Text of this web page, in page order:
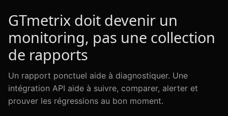
GTmetrix doit devenir un
monitoring, pas une collection
de rapports
Un rapport ponctuel aide à diagnostiquer. Une
intégration API aide à suivre, comparer, alerter et
prouver les régressions au bon moment.